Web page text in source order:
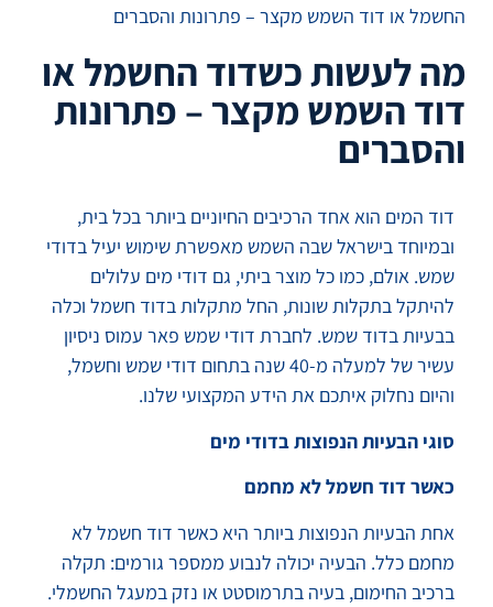
החשמל או דוד השמש מקצר – פתרונות והסברים
מה לעשות כשדוד החשמל או
דוד השמש מקצר – פתרונות
והסברים
דוד המים הוא אחד הרכיבים החיוניים ביותר בכל בית,
ובמיוחד בישראל שבה השמש מאפשרת שימוש יעיל בדודי
שמש. אולם, כמו כל מוצר ביתי, גם דודי מים עלולים
להיתקל בתקלות שונות, החל מתקלות בדוד חשמל וכלה
בבעיות בדוד שמש. לחברת דודי שמש פאר עמוס ניסיון
עשיר של למעלה מ-40 שנה בתחום דודי שמש וחשמל,
והיום נחלוק איתכם את הידע המקצועי שלנו.
סוגי הבעיות הנפוצות בדודי מים
כאשר דוד חשמל לא מחמם
אחת הבעיות הנפוצות ביותר היא כאשר דוד חשמל לא
מחמם כלל. הבעיה יכולה לנבוע ממספר גורמים: תקלה
ברכיב החימום, בעיה בתרמוסטט או נזק במעגל החשמלי.